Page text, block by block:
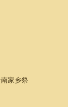
家乡祭